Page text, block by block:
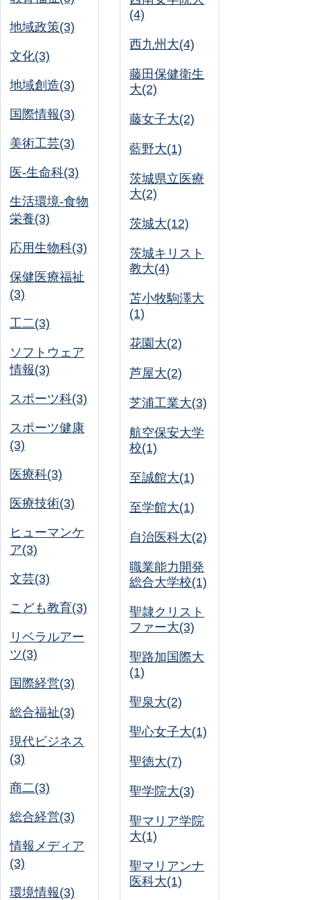
地域政策(3)
文化(3)
地域創造(3)
国際情報(3)
美術工芸(3)
医-生命科(3)
生活環境-食物
栄養(3)
応用生物科(3)
保健医療福祉
(3)
工二(3)
ソフトウェア
情報(3)
スポーツ科(3)
スポーツ健康
(3)
医療科(3)
医療技術(3)
ヒューマンケ
ア(3)
文芸(3)
こども教育(3)
リベラルアー
ツ(3)
国際経営(3)
総合福祉(3)
現代ビジネス
(3)
商二(3)
総合経営(3)
情報メディア
(3)
環境情報(3)
(4)
西九州大(4)
藤田保健衛生
大(2)
藤女子大(2)
藍野大(1)
茨城県立医療
大(2)
茨城大(12)
茨城キリスト
教大(4)
苫小牧駒澤大
(1)
花園大(2)
芦屋大(2)
芝浦工業大(3)
航空保安大学
校(1)
至誠館大(1)
至学館大(1)
自治医科大(2)
職業能力開発
総合大学校(1)
聖隷クリスト
ファー大(3)
聖路加国際大
(1)
聖泉大(2)
聖心女子大(1)
聖徳大(7)
聖学院大(3)
聖マリア学院
大(1)
聖マリアンナ
医科大(1)